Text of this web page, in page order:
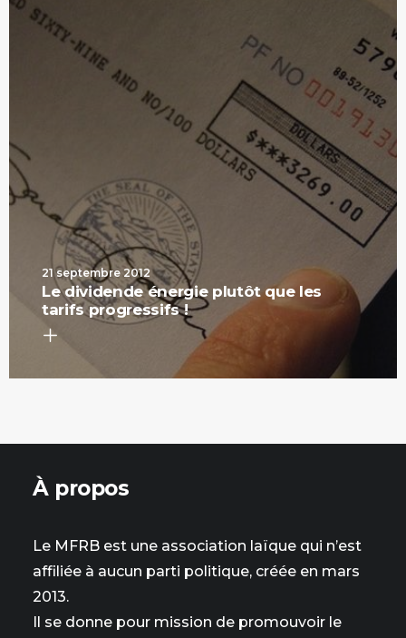
21 septembre 2012
Le dividende énergie plutôt que les
tarifs progressifs !
À propos
Le MFRB est une association laïque qui n’est
affiliée à aucun parti politique, créée en mars
2013.
Il se donne pour mission de promouvoir le